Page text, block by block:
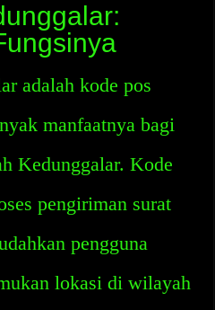
adalah kode pos
manfaatnya bagi
Kedunggalar. Kode
pengiriman surat
pengguna
lokasi di wilayah